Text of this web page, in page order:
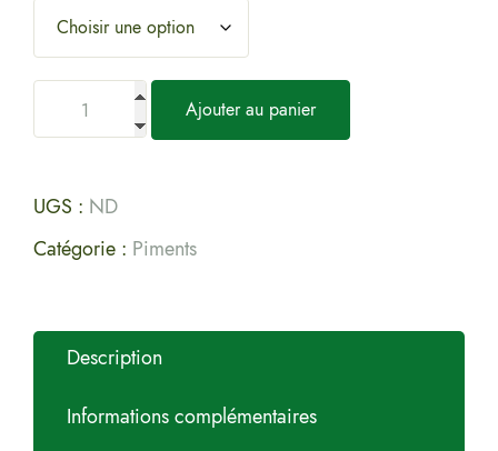
Ajouter au panier
UGS : ND
Catégorie : Piments
Description
Informations complémentaires